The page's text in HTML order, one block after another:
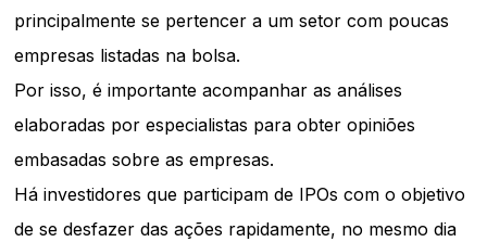
principalmente se pertencer a um setor com poucas
empresas listadas na bolsa.
Por isso, é importante acompanhar as análises
elaboradas por especialistas para obter opiniões
embasadas sobre as empresas.
Há investidores que participam de IPOs com o objetivo
de se desfazer das ações rapidamente, no mesmo dia